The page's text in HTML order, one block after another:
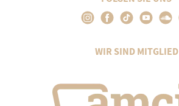
WIR SIND MITGLIED